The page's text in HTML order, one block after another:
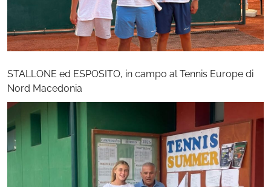
STALLONE ed ESPOSITO, in campo al Tennis Europe di
Nord Macedonia